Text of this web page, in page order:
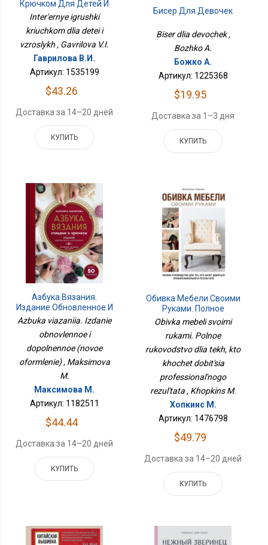
Крючком Для Детей И
Взрослых
Inter'ernye igrushki
kriuchkom dlia detei i
vzroslykh , Gavrilova V.I.
Гаврилова В.И.
Артикул: 1535199
$43.26
Доставка за 14–20 дней
КУПИТЬ
Бисер Для Девочек
Biser dlia devochek ,
Bozhko A.
Божко А.
Артикул: 1225368
$19.95
Доставка за 1–3 дня
КУПИТЬ
Азбука Вязания.
Издание Обновленное И
Дополненное (новое
Azbuka viazaniia. Izdanie
obnovlennoe i
dopolnennoe (novoe
oformlenie) , Maksimova
M.
Максимова М.
Артикул: 1182511
$44.44
Доставка за 14–20 дней
КУПИТЬ
Обивка Мебели Своими
Руками. Полное
Руководство Для Тех,
Профессионального
Результата
Obivka mebeli svoimi
rukami. Polnoe
rukovodstvo dlia tekh, kto
khochet dobit'sia
professional'nogo
rezul'tata , Khopkins M.
Хопкинс М.
Артикул: 1476798
$49.79
Доставка за 14–20 дней
КУПИТЬ